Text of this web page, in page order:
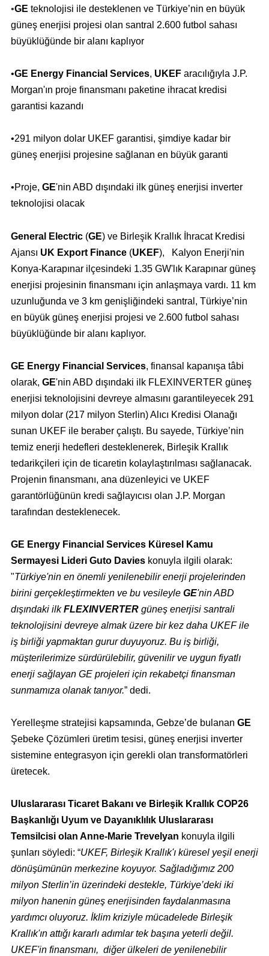
•GE teknolojisi ile desteklenen ve Türkiye’nin en büyük
güneş enerjisi projesi olan santral 2.600 futbol sahası
büyüklüğünde bir alanı kaplıyor
•GE Energy Financial Services, UKEFaracılığıyla J.P.
Morgan'ın proje finansmanı paketine ihracat kredisi
garantisi kazandı
•291 milyon dolar UKEF garantisi, şimdiye kadar bir
güneş enerjisi projesine sağlanan en büyük garanti
•Proje, GE'nin ABD dışındaki ilk güneş enerjisi inverter
teknolojisi olacak
General Electric(GE) ve Birleşik Krallık İhracat Kredisi
Ajansı UK Export Finance(UKEF), Kalyon Enerji'nin
Konya-Karapınar ilçesindeki 1.35 GW'lık Karapınar güneş
enerjisi projesinin finansmanı için anlaşmaya vardı. 11 km
uzunluğunda ve 3 km genişliğindeki santral, Türkiye’nin
en büyük güneş enerjisi projesi ve 2.600 futbol sahası
büyüklüğünde bir alanı kaplıyor.
GE Energy Financial Services, finansal kapanışa tâbi
olarak, GE'nin ABD dışındaki ilk FLEXINVERTER güneş
enerjisi teknolojisini devreye almasını garantileyecek 291
milyon dolar (217 milyon Sterlin) Alıcı Kredisi Olanağı
sunan UKEF ile beraber çalıştı. Bu sayede, Türkiye’nin
temiz enerji hedefleri desteklenerek, Birleşik Krallık
tedarikçileri için de ticaretin kolaylaştırılması sağlanacak.
Projenin finansmanı, ana düzenleyici ve UKEF
garantörlüğünün kredi sağlayıcısı olan J.P. Morgan
tarafından desteklenecek.
GE Energy Financial Services Küresel Kamu
Sermayesi Lideri Guto Davies konuyla ilgili olarak:
"Türkiye'nin en önemli yenilenebilir enerji projelerinden
birini gerçekleştirmekten ve bu vesileyle GE'nin ABD
dışındaki ilkFLEXINVERTERgüneş enerjisi santrali
teknolojisini devreye almak üzere bir kez daha UKEF ile
iş birliği yapmaktan gurur duyuyoruz. Bu iş birliği,
müşterilerimize sürdürülebilir, güvenilir ve uygun fiyatlı
enerji sağlayan GE projeleri için rekabetçi finansman
sunmamıza olanak tanıyor.” dedi.
Yerelleşme stratejisi kapsamında, Gebze’de bulanan GE
Şebeke Çözümleri üretim tesisi, güneş enerjisi inverter
sistemine entegrasyon için gerekli olan transformatörleri
üretecek.
Uluslararası Ticaret Bakanı ve Birleşik Krallık COP26
Başkanlığı Uyum ve Dayanıklılık Uluslararası
Temsilcisi olan Anne-Marie Trevelyan konuyla ilgili
şunları söyledi: “UKEF, Birleşik Krallık'ı küresel yeşil enerji
dönüşümünün merkezine koyuyor. Sağladığımız 200
milyon Sterlin’in üzerindeki destekle, Türkiye’deki iki
milyon hanenin güneş enerjisinden faydalanmasına
yardımcı oluyoruz. İklim kriziyle mücadelede Birleşik
Krallık'ın attığı kararlı adımlar tek başına yeterli değil.
UKEF'in finansmanı, diğer ülkeleri de yenilenebilir